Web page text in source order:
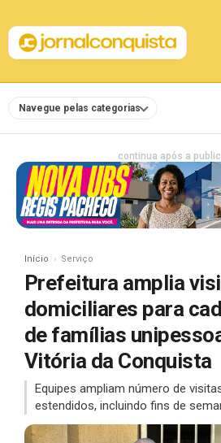
Navegue pelas categorias
continua após a
Início Serviço
Prefeitura amplia
domiciliares para
de famílias
Vitória da Conquista
Equipes ampliam número de
estendidos, incluindo fins de